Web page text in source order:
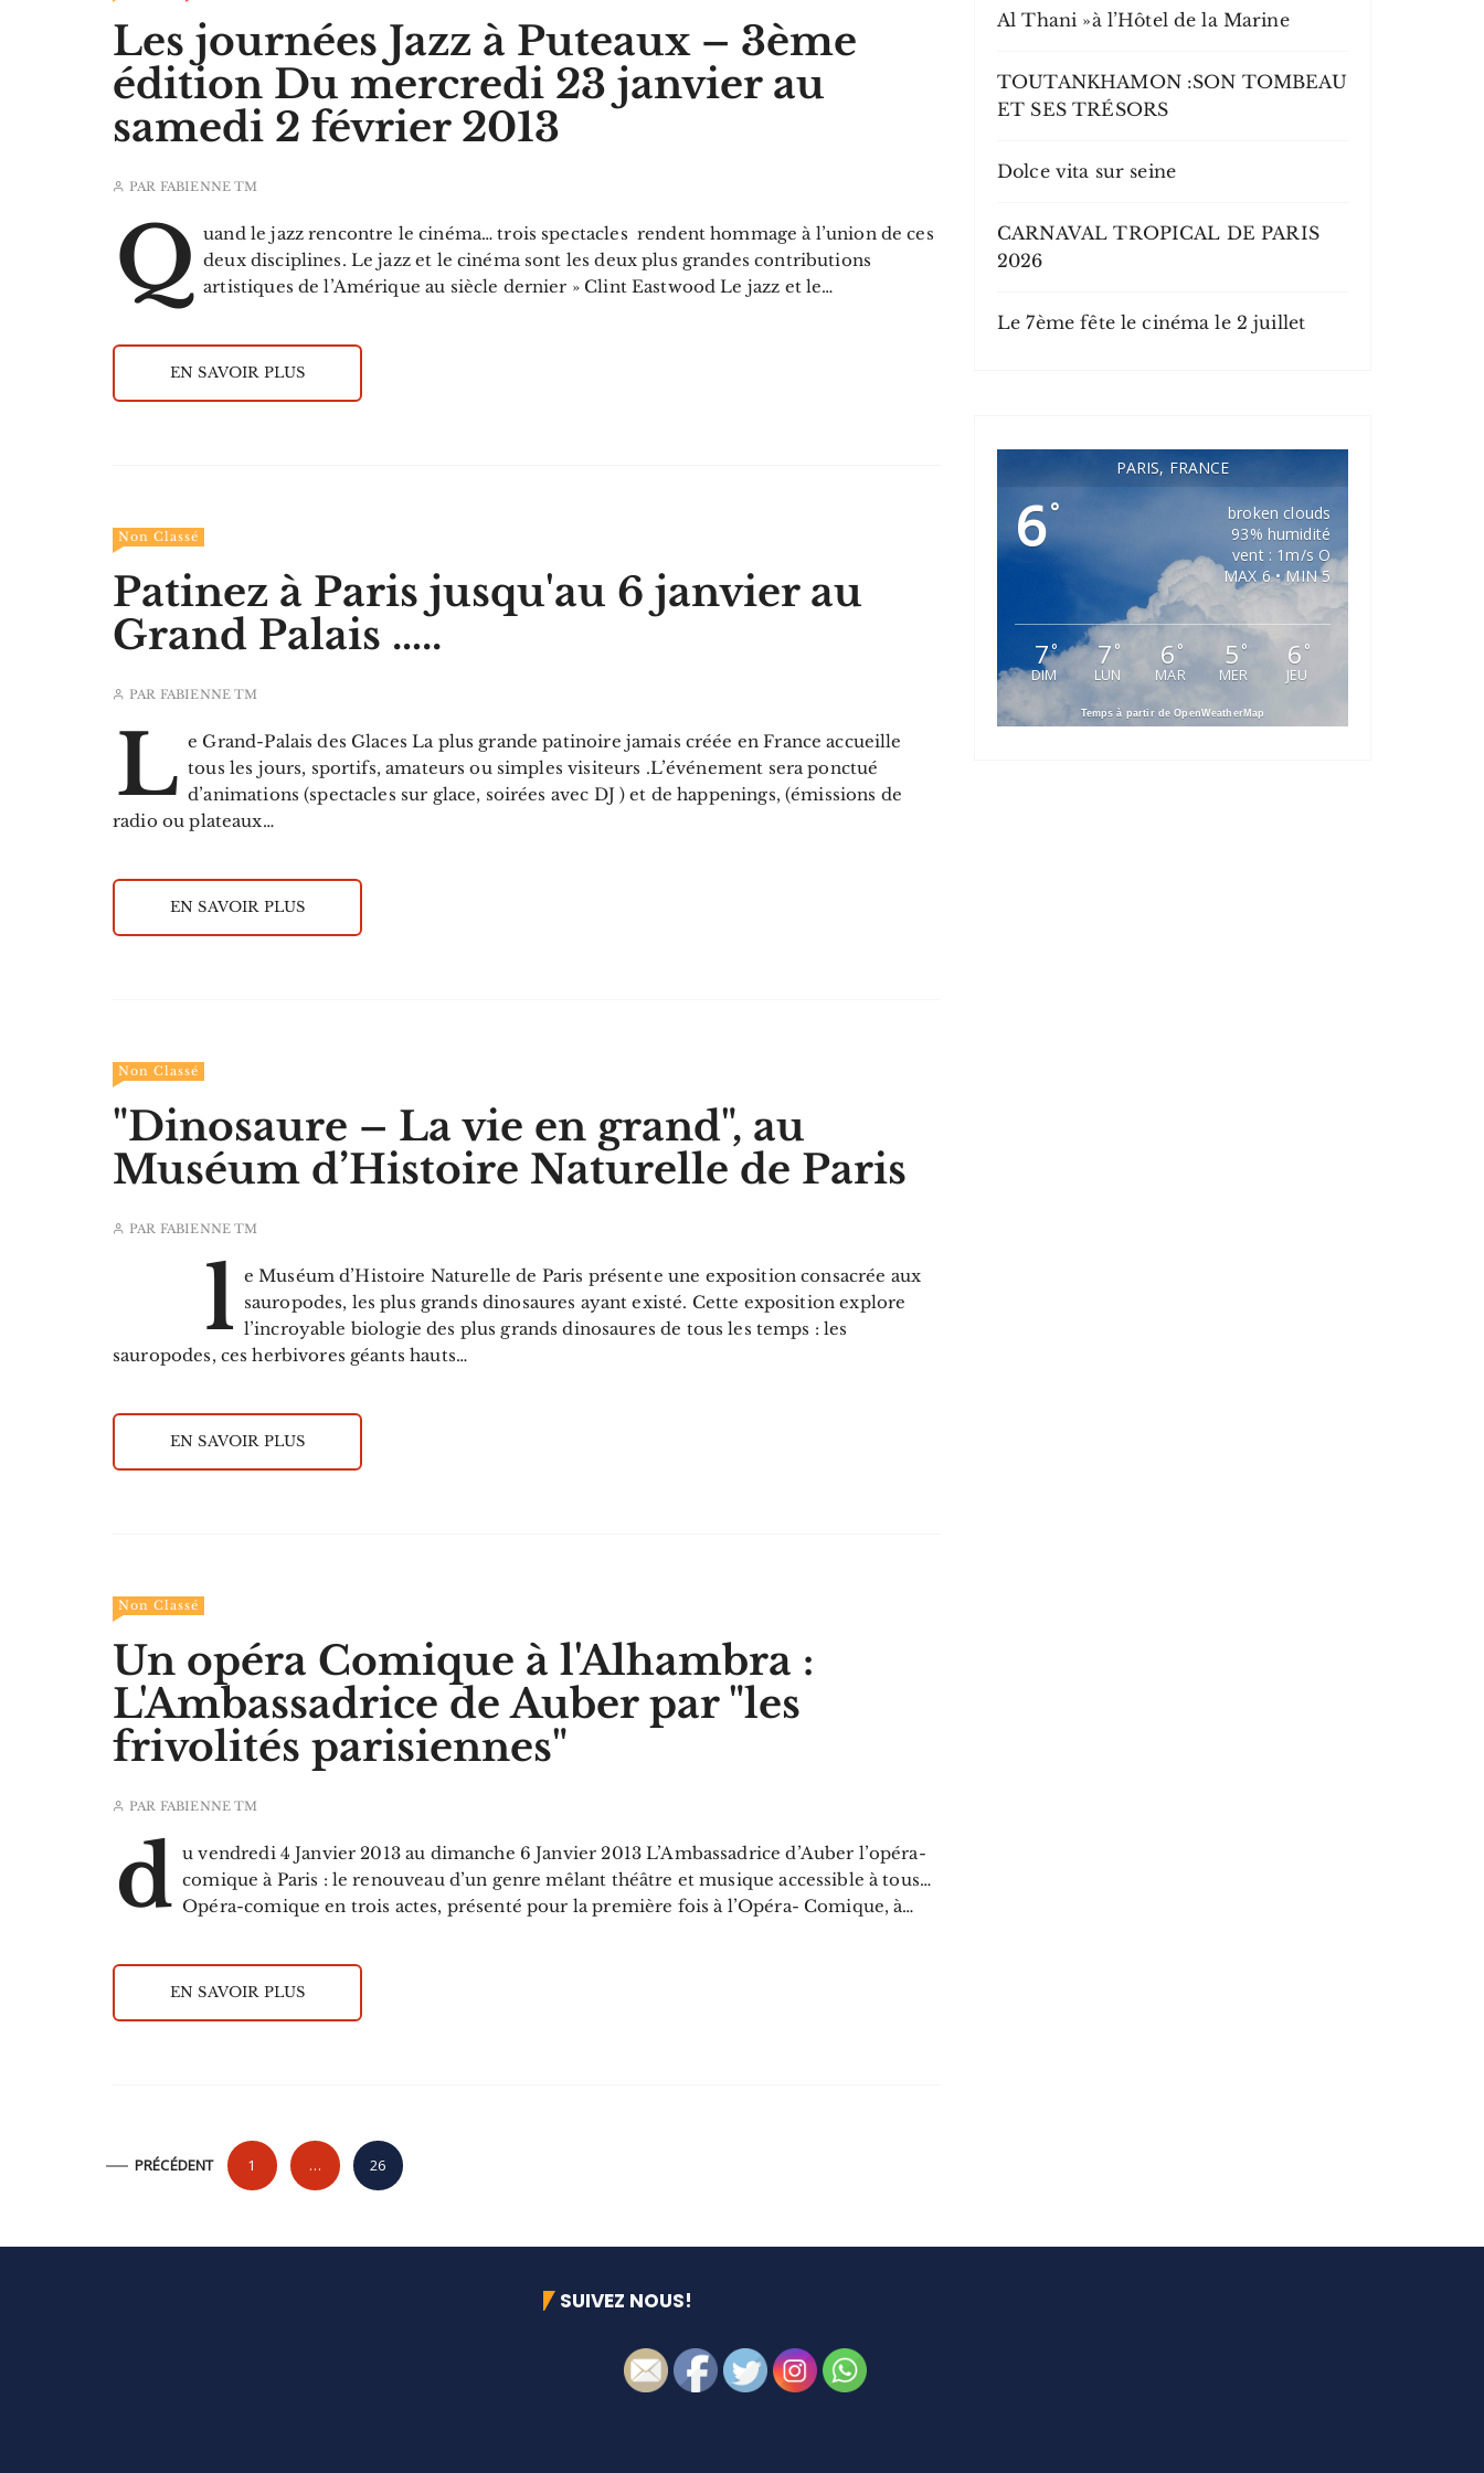
Les journées Jazz à Puteaux – 3ème
édition Du mercredi 23 janvier au
samedi 2 février 2013
PAR FABIENNE TM
Q uand le jazz rencontre le cinéma… trois spectacles rendent hommage à l’union de ces
deux disciplines. Le jazz et le cinéma sont les deux plus grandes contributions
artistiques de l’Amérique au siècle dernier » Clint Eastwood Le jazz et le…
EN SAVOIR PLUS
Non Classé
Patinez à Paris jusqu'au 6 janvier au
Grand Palais …..
PAR FABIENNE TM
L e Grand-Palais des Glaces La plus grande patinoire jamais créée en France accueille
tous les jours, sportifs, amateurs ou simples visiteurs .L’événement sera ponctué
d’animations (spectacles sur glace, soirées avec DJ ) et de happenings, (émissions de
radio ou plateaux…
EN SAVOIR PLUS
Non Classé
"Dinosaure – La vie en grand", au
Muséum d’Histoire Naturelle de Paris
PAR FABIENNE TM
l e Muséum d’Histoire Naturelle de Paris présente une exposition consacrée aux
sauropodes, les plus grands dinosaures ayant existé. Cette exposition explore
l’incroyable biologie des plus grands dinosaures de tous les temps : les
sauropodes, ces herbivores géants hauts…
EN SAVOIR PLUS
Non Classé
Un opéra Comique à l'Alhambra :
L'Ambassadrice de Auber par "les
frivolités parisiennes"
PAR FABIENNE TM
d u vendredi 4 Janvier 2013 au dimanche 6 Janvier 2013 L’Ambassadrice d’Auber l’opéra-
comique à Paris : le renouveau d’un genre mêlant théâtre et musique accessible à tous…
Opéra-­comique en trois actes, présenté pour la première fois à l’Opéra-­ Comique, à…
EN SAVOIR PLUS
P
g
PRÉCÉDENT 1 … 26
Al Thani »à l’Hôtel de la Marine
TOUTANKHAMON :SON TOMBEAU
ET SES TRÉSORS
Dolce vita sur seine
CARNAVAL TROPICAL DE PARIS
2026
Le 7ème fête le cinéma le 2 juillet
PARIS, FRANCE
6°
broken clouds
93% humidité
vent : 1m/s O
MAX 6 • MIN 5
7°
DIM
7°
LUN
6 °
MAR
5 °
MER
6 °
JEU
Temps à partir de OpenWeatherMap
SUIVEZ NOUS!